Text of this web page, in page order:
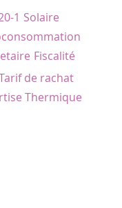
1 Solaire
Fiscalité
de rachat
Thermique